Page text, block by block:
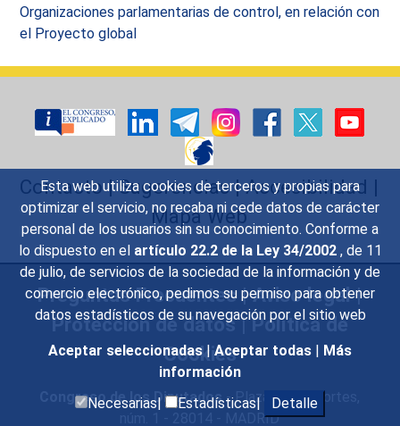
Esta web utiliza cookies de terceros y propias para
optimizar el servicio, no recaba ni cede datos de carácter
personal de los usuarios sin su conocimiento. Conforme a
lo dispuesto en el artículo 22.2 de la Ley 34/2002 , de 11
de julio, de servicios de la sociedad de la información y de
comercio electrónico, pedimos su permiso para obtener
datos estadísticos de su navegación por el sitio web
Aceptar seleccionadas | Aceptar todas | Más
información
Necesarias|
Estadísticas| Detalle
Organizaciones parlamentarias de control, en relación con
el Proyecto global
Contacto|Sugerencias|Accesibilidad |
Mapa Web
Preguntas Frecuentes|Aviso legal|
Protección de datos|Política de
Cookies
Congreso de los Diputados- Plaza de las Cortes,
núm. 1 - 28014 - MADRID